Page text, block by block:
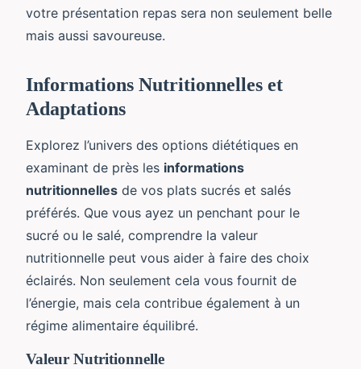
votre présentation repas sera non seulement belle
mais aussi savoureuse.
Informations Nutritionnelles et
Adaptations
Explorez l’univers des options diététiques en
examinant de près les informations
nutritionnelles de vos plats sucrés et salés
préférés. Que vous ayez un penchant pour le
sucré ou le salé, comprendre la valeur
nutritionnelle peut vous aider à faire des choix
éclairés. Non seulement cela vous fournit de
l’énergie, mais cela contribue également à un
régime alimentaire équilibré.
Valeur Nutritionnelle